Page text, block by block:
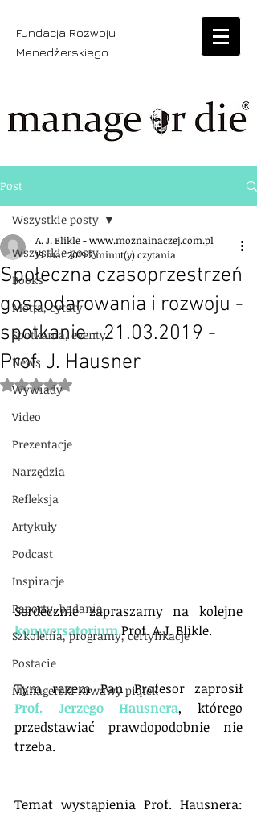
Fundacja Rozwoju
Menedżerskiego
Post
Wszystkie posty
Books
Motta, cytaty
Spotkania, eventy
News
Wywiady
Video
Prezentacje
Narzędzia
Refleksja
Artykuły
Podcast
Inspiracje
Raporty, badania
Szkolenia, programy, certyfikacje
Postacie
Managerski Krwawy piątek
Wszystkie posty
Społeczna czasoprzestrzeń
gospodarowania i rozwoju -
spotkanie - 21.03.2019 -
Prof. J. Hausner
A. J. Blikle - www.moznainaczej.com.pl
19 mar 20192 minut(y) czytania
Oceniono na NaN z 5 gwiazdek.
konwersatorium Prof. A.J. Blikle.
Tym razem Pan Profesor zaprosił
Prof. Jerzego Hausnera, którego
przedstawiać prawdopodobnie nie
trzeba.